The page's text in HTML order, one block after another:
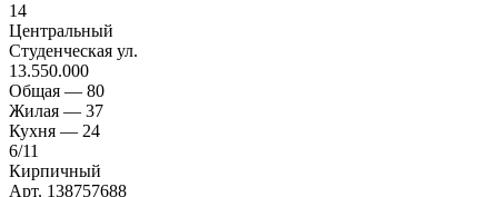
14
Центральный
Студенческая ул.
13.550.000
Общая — 80
Жилая — 37
Кухня — 24
6/11
Кирпичный
Арт. 138757688